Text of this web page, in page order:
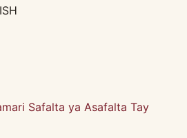
Safalta ya Asafalta Tay